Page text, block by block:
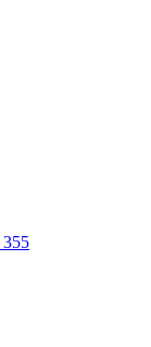
355